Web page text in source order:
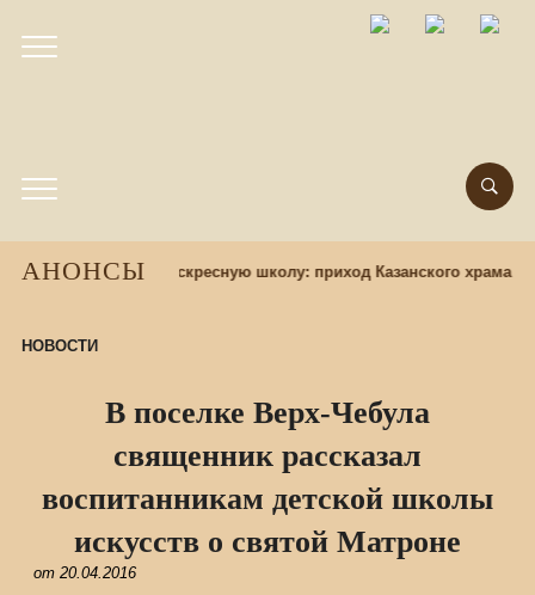
АНОНСЫ
Набор учащихся в воскресную школу: приход Казанского храма
НОВОСТИ
В поселке Верх-Чебула
священник рассказал
воспитанникам детской школы
искусств о святой Матроне
от 20.04.2016